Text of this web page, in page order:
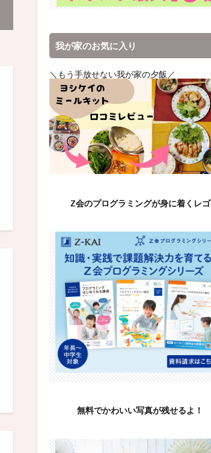
我が家のお気に入り
＼もう手放せない我が家の夕飯／
Z会のプログラミングが身に着くレゴ
無料でかわいい写真が残せるよ！